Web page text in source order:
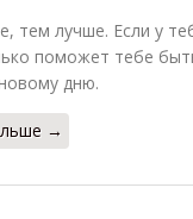
тем лучше. Если у
поможет тебе
дню.
→